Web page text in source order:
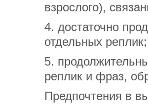
взрослого),
4. достаточно
отдельных реплик;
5.
реплик и фраз,
Предпочтения в